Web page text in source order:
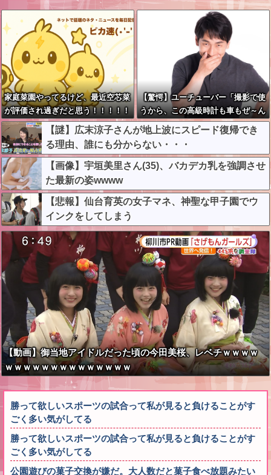
家庭菜園やってるけど、最近空芯菜
が評価され過ぎだと思う！！！！！
【驚愕】ユーチューバー「撮影で使
うから、この高級時計も車もぜ～ん
ぶ経費でタダ！ｗ」←まさかコレ本
気にしてる奴なんておらんよな？よ
な？w w w w w w w w w w w
【謎】広末涼子さんが地上波にスピード復帰でき
る理由、誰にも分からない・・・
【画像】宇垣美里さん(35)、バカデカ乳を強調させ
た最新の姿wwww
【悲報】仙台育英の女子マネ、神聖な甲子園でウ
インクをしてしまう
【動画】御当地アイドルだった頃の今田美桜、レベチｗｗｗｗ
ｗｗｗｗｗｗｗｗｗｗｗｗｗｗ
勝って欲しいスポーツの試合って私が見ると負けることがす
ごく多い気がしてる
勝って欲しいスポーツの試合って私が見ると負けることがす
ごく多い気がしてる
公園遊びの菓子交換が嫌だ。大人数だと菓子食べ放題みたい